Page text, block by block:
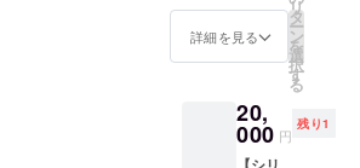
や次回
の製作
ンドを
立ち上
げてい
らお選
びくだ
で送料
を負担
て SNS
にて購
入でき
ゼント
企画を
致しま
詳細を見る
リ
タ
ー
ン
を
選
択
す
る
20,
000 円
残り1